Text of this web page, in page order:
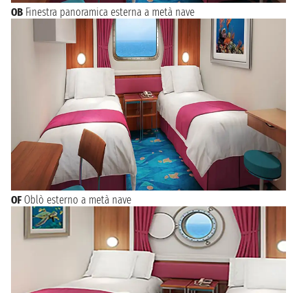
OB Finestra panoramica esterna a metà nave
OF Oblò esterno a metà nave